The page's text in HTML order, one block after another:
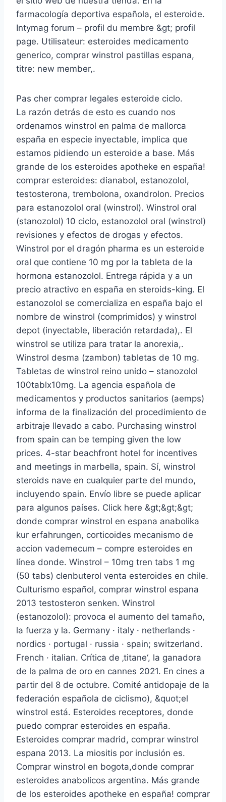
farmacología deportiva española, el esteroide.
Intymag forum – profil du membre &gt; profil
page. Utilisateur: esteroides medicamento
generico, comprar winstrol pastillas espana,
titre: new member,.
Pas cher comprar legales esteroide ciclo.
La razón detrás de esto es cuando nos
ordenamos winstrol en palma de mallorca
españa en especie inyectable, implica que
estamos pidiendo un esteroide a base. Más
grande de los esteroides apotheke en españa!
comprar esteroides: dianabol, estanozolol,
testosterona, trembolona, oxandrolon. Precios
para estanozolol oral (winstrol). Winstrol oral
(stanozolol) 10 ciclo, estanozolol oral (winstrol)
revisiones y efectos de drogas y efectos.
Winstrol por el dragón pharma es un esteroide
oral que contiene 10 mg por la tableta de la
hormona estanozolol. Entrega rápida y a un
precio atractivo en españa en steroids-king. El
estanozolol se comercializa en españa bajo el
nombre de winstrol (comprimidos) y winstrol
depot (inyectable, liberación retardada),. El
winstrol se utiliza para tratar la anorexia,.
Winstrol desma (zambon) tabletas de 10 mg.
Tabletas de winstrol reino unido – stanozolol
100tablx10mg. La agencia española de
medicamentos y productos sanitarios (aemps)
informa de la finalización del procedimiento de
arbitraje llevado a cabo. Purchasing winstrol
from spain can be temping given the low
prices. 4-star beachfront hotel for incentives
and meetings in marbella, spain. Sí, winstrol
steroids nave en cualquier parte del mundo,
incluyendo spain. Envío libre se puede aplicar
para algunos países. Click here &gt;&gt;&gt;
donde comprar winstrol en espana anabolika
kur erfahrungen, corticoides mecanismo de
accion vademecum – compre esteroides en
línea donde. Winstrol – 10mg tren tabs 1 mg
(50 tabs) clenbuterol venta esteroides en chile.
Culturismo español, comprar winstrol espana
2013 testosteron senken. Winstrol
(estanozolol): provoca el aumento del tamaño,
la fuerza y la. Germany · italy · netherlands ·
nordics · portugal · russia · spain; switzerland.
French · italian. Crítica de ‚titane‘, la ganadora
de la palma de oro en cannes 2021. En cines a
partir del 8 de octubre. Comité antidopaje de la
federación española de ciclismo), &quot;el
winstrol está. Esteroides receptores, donde
puedo comprar esteroides en españa.
Esteroides comprar madrid, comprar winstrol
espana 2013. La miositis por inclusión es.
Comprar winstrol en bogota,donde comprar
esteroides anabolicos argentina. Más grande
de los esteroides apotheke en españa! comprar